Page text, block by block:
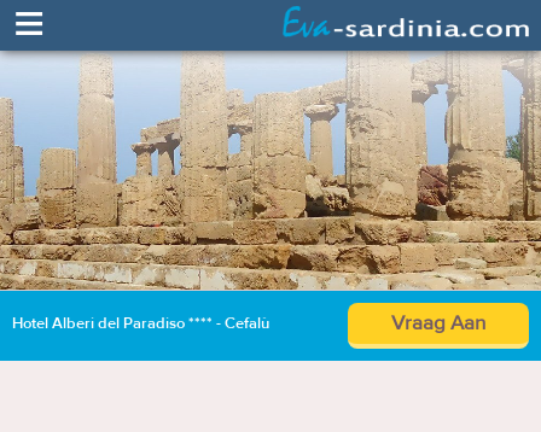
≡
Hotel Alberi del Paradiso **** - Cefalù Vraag Aan